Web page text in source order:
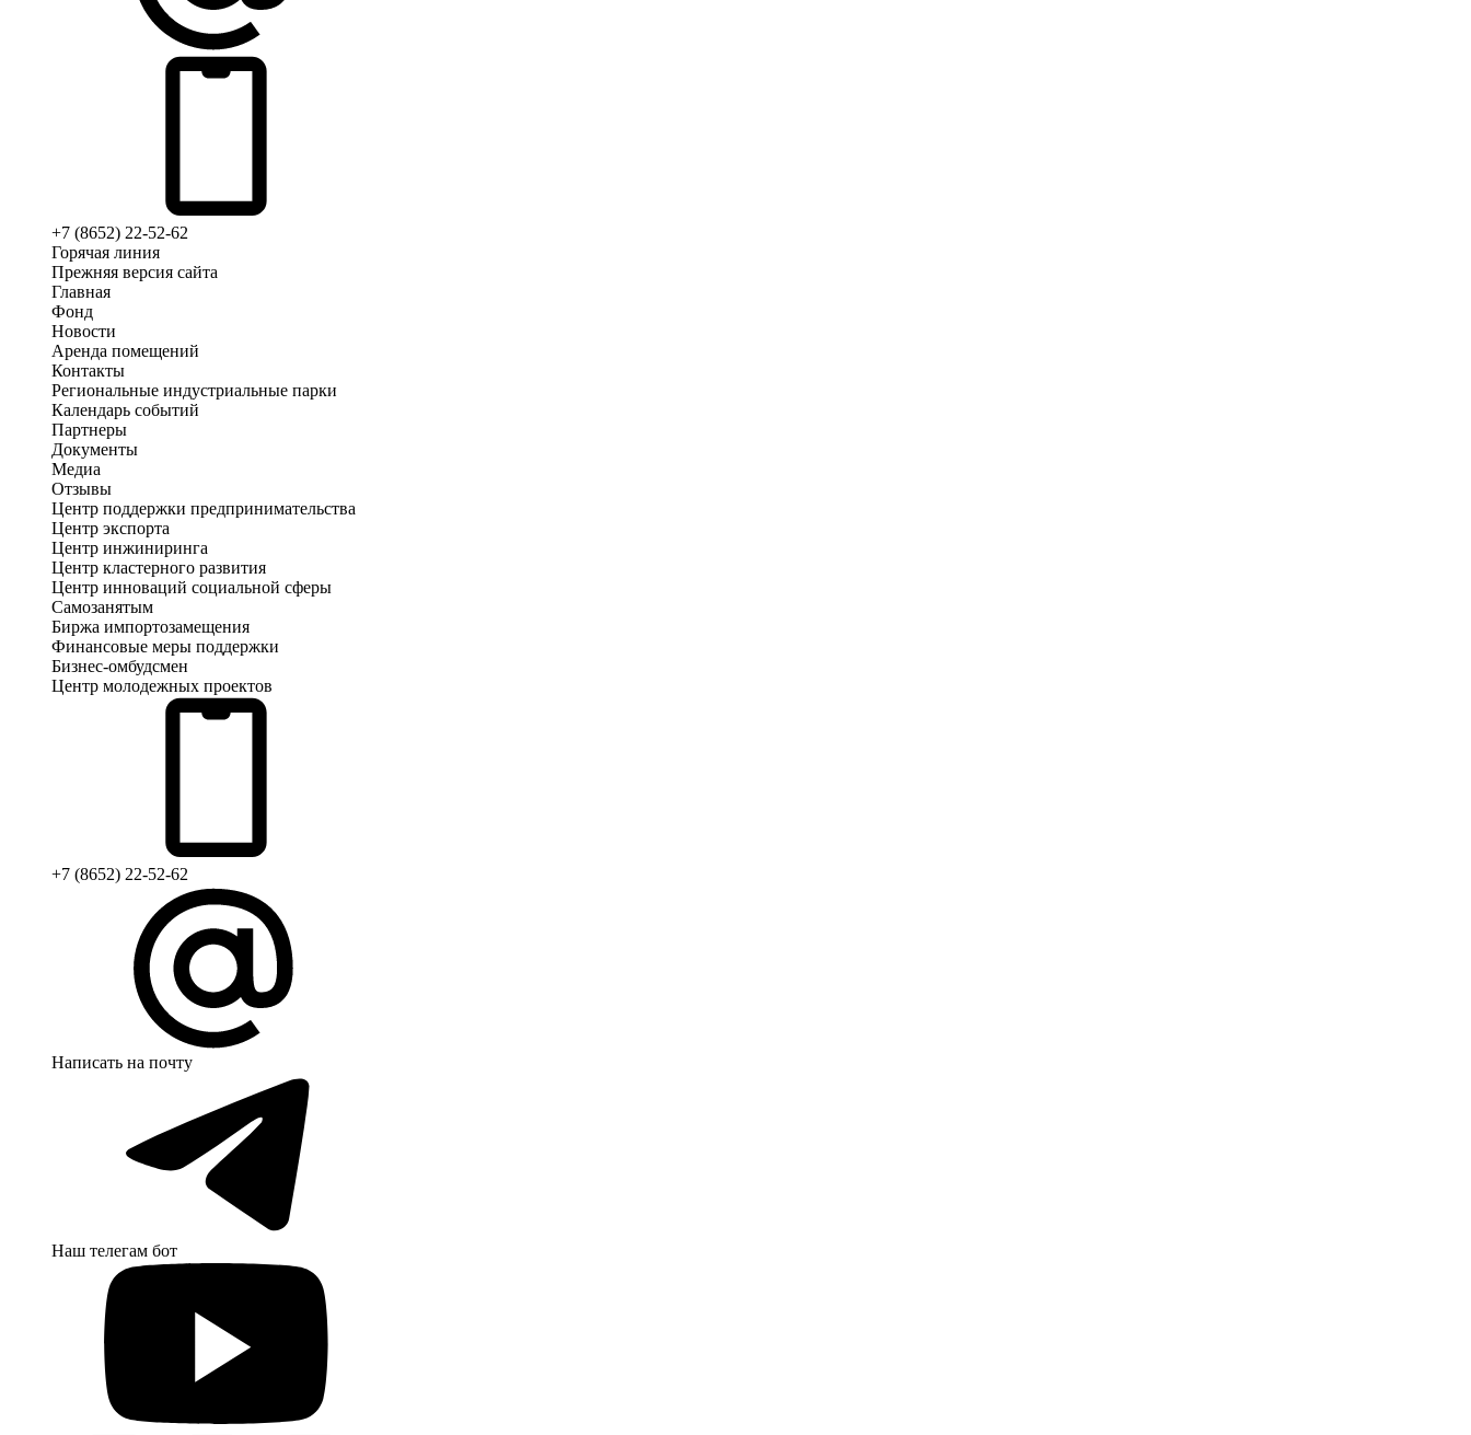
+7 (8652) 22-52-62
Горячая линия
Прежняя версия сайта
Главная
Фонд
Новости
Аренда помещений
Контакты
Региональные индустриальные парки
Календарь событий
Партнеры
Документы
Медиа
Отзывы
Центр поддержки предпринимательства
Центр экспорта
Центр инжиниринга
Центр кластерного развития
Центр инноваций социальной сферы
Cамозанятым
Биржа импортозамещения
Финансовые меры поддержки
Бизнес-омбудсмен
Центр молодежных проектов
+7 (8652) 22-52-62
Написать на почту
Наш телегам бот